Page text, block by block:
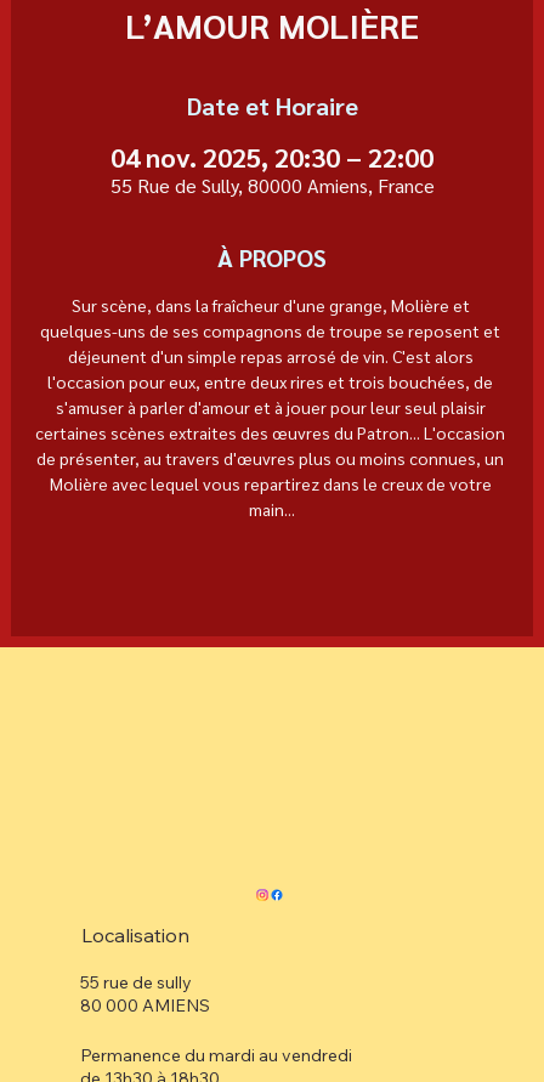
L’AMOUR MOLIÈRE
Date et Horaire
04 nov. 2025, 20:30 – 22:00
55 Rue de Sully, 80000 Amiens, France
À PROPOS
Sur scène, dans la fraîcheur d'une grange, Molière et
quelques-uns de ses compagnons de troupe se reposent et
déjeunent d'un simple repas arrosé de vin. C'est alors
l'occasion pour eux, entre deux rires et trois bouchées, de
s'amuser à parler d'amour et à jouer pour leur seul plaisir
certaines scènes extraites des œuvres du Patron... L'occasion
de présenter, au travers d'œuvres plus ou moins connues, un
Molière avec lequel vous repartirez dans le creux de votre
main...
Localisation
55 rue de sully
80 000 AMIENS
Permanence du mardi au vendredi